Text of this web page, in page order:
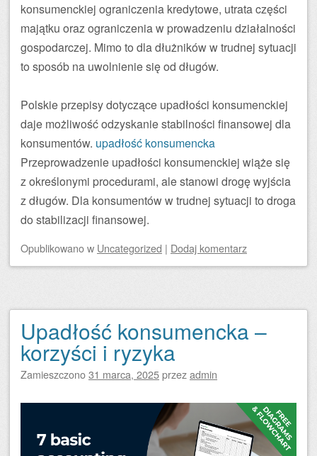
konsumenckiej ograniczenia kredytowe, utrata części
majątku oraz ograniczenia w prowadzeniu działalności
gospodarczej. Mimo to dla dłużników w trudnej sytuacji
to sposób na uwolnienie się od długów.
Polskie przepisy dotyczące upadłości konsumenckiej
daje możliwość odzyskanie stabilności finansowej dla
konsumentów. upadłość konsumencka
Przeprowadzenie upadłości konsumenckiej wiąże się
z określonymi procedurami, ale stanowi drogę wyjścia
z długów. Dla konsumentów w trudnej sytuacji to droga
do stabilizacji finansowej.
Opublikowanow Uncategorized | Dodaj komentarz
Upadłość konsumencka –
korzyści i ryzyka
Zamieszczono31 marca, 2025przezadmin